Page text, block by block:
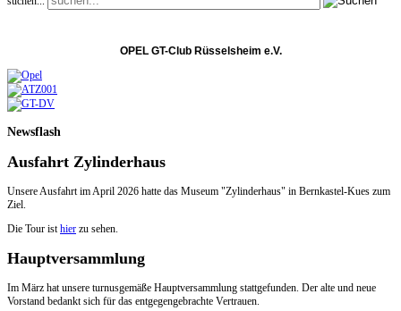
OPEL GT-Club Rüsselsheim e.V.
Newsflash
Ausfahrt Zylinderhaus
Unsere Ausfahrt im April 2026 hatte das Museum "Zylinderhaus" in Bernkastel-Kues zum
Ziel.
Die Tour isthier zu sehen.
Hauptversammlung
Im März hat unsere turnusgemäße Hauptversammlung stattgefunden. Der alte und neue
Vorstand bedankt sich für das entgegengebrachte Vertrauen.